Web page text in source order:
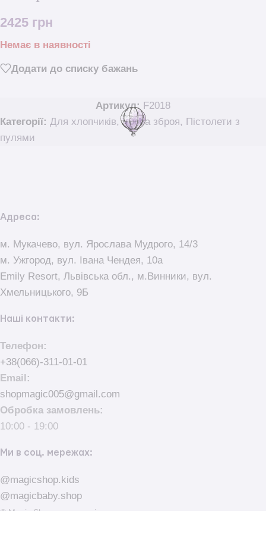
2425 грн
Немає в наявності
Додати до списку бажань
Артикул: F2018
Категорії: Для хлопчиків, Ігрова зброя, Пістолети з
пулями
Адреса:
м. Мукачево, вул. Ярослава Мудрого, 14/3
м. Ужгород, вул. Івана Чендея, 10а
Emily Resort, Львівська обл., м.Винники, вул.
Хмельницького, 9Б
Наші контакти:
Телефон:
+38(066)-311-01-01
Email:
shopmagic005@gmail.com
Обробка замовлень:
10:00 - 19:00
Ми в соц. мережах:
@magicshop.kids
@magicbaby.shop
© Magic Shop - магазин іграшок та товари для немовлят.